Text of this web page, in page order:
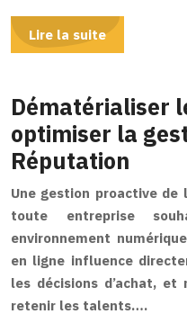
Lire la suite
Dématérialiser
optimiser la
Réputation
Une gestion proactive de
toute entreprise
environnement
en ligne influence
les décisions d’achat,
retenir les talents….